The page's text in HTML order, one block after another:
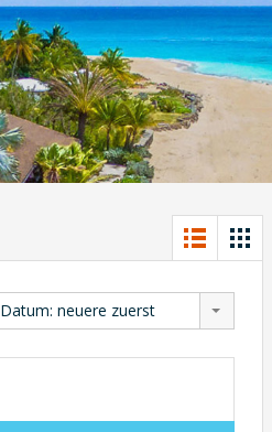
Datum: neuere zuerst